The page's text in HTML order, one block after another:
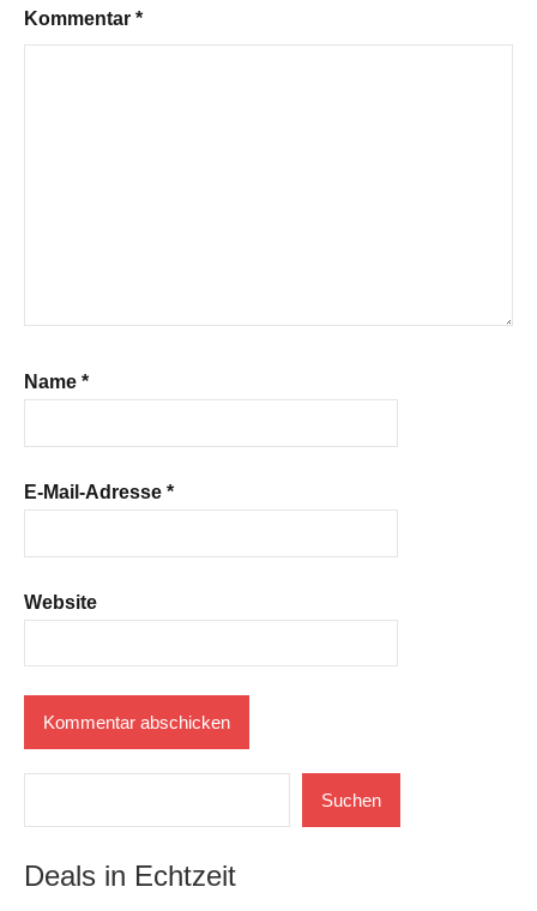
Kommentar *
Name *
E-Mail-Adresse *
Website
Suchen
Deals in Echtzeit